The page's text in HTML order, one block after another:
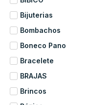
Bijuterias
Bombachos
Boneco Pano
Bracelete
BRAJAS
Brincos